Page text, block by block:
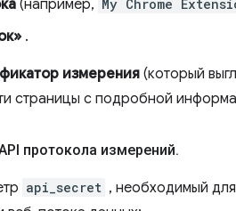
(например, My Chrome
.
измерения (который
страницы с подробной
протокола измерений.
api_secret , необходимый